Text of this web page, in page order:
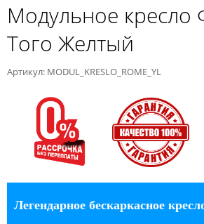
Модульное кресло
Того Желтый
Артикул: MODUL_KRESLO_ROME_YL
Легендарное бескаркасное